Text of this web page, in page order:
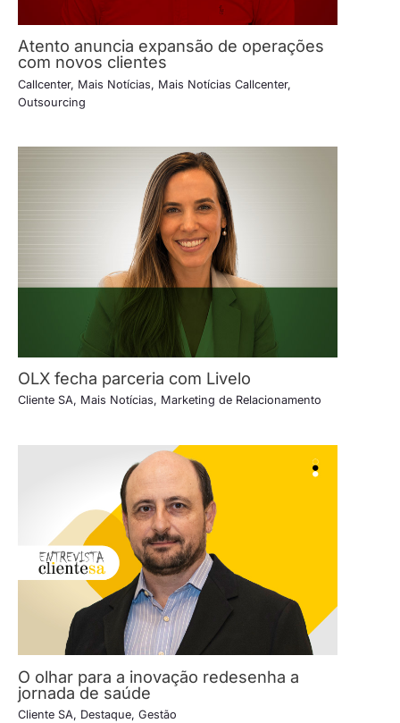
Atento anuncia expansão de operações
com novos clientes
Callcenter, Mais Notícias, Mais Notícias Callcenter,
Outsourcing
OLX fecha parceria com Livelo
Cliente SA, Mais Notícias, Marketing de Relacionamento
O olhar para a inovação redesenha a
jornada de saúde
Cliente SA, Destaque, Gestão